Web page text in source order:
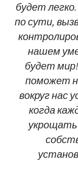
будет
по сути,
нашем
будет
поможет
вокруг нас
когда
укрощать